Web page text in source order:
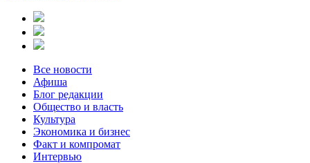
Все новости
Афиша
Блог редакции
Общество и власть
Культура
Экономика и бизнес
Факт и компромат
Интервью